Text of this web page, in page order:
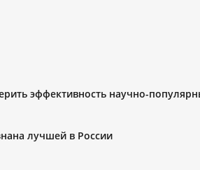
эффективность научно-
лучшей в России